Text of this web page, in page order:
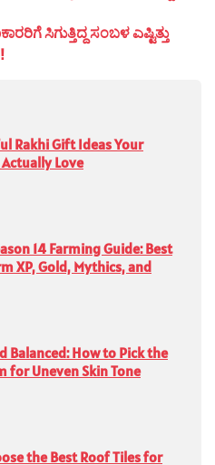
ಸಿಗುತ್ತಿದ್ದ ಸಂಬಳ ಎಷ್ಟಿತ್ತು
Rakhi Gift Ideas Your
Love
14 Farming Guide: Best
XP, Gold, Mythics, and
Balanced: How to Pick the
for Uneven Skin Tone
the Best Roof Tiles for